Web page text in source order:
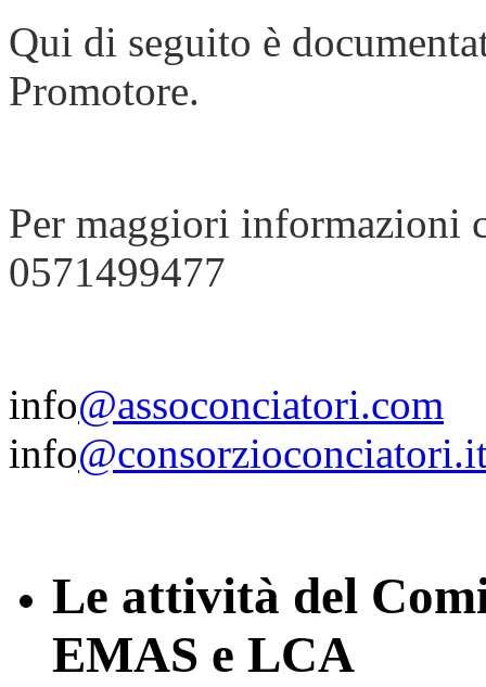
Qui di seguito è
Promotore.
Per maggiori informazioni
0571499477
info@assoconciatori.com
info
Le attività del
EMAS e LCA